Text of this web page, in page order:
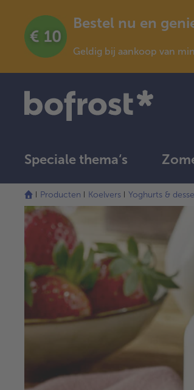
Bestel nu en
Geldig bij aankoop van
Speciale thema‘s
Producten Koelvers Yoghurts &